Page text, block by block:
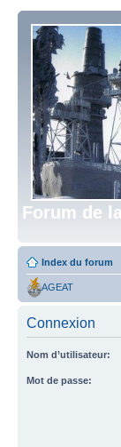
Forum de
Index du forum
AGEAT
Connexion
Nom d’utilisateur:
Mot de passe: